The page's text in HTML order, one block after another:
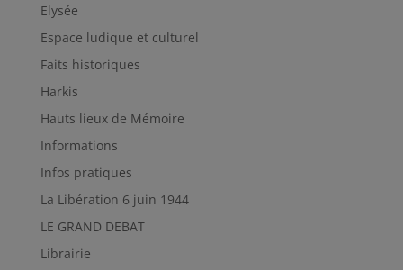
Elysée
Espace ludique et culturel
Faits historiques
Harkis
Hauts lieux de Mémoire
Informations
Infos pratiques
La Libération 6 juin 1944
LE GRAND DEBAT
Librairie